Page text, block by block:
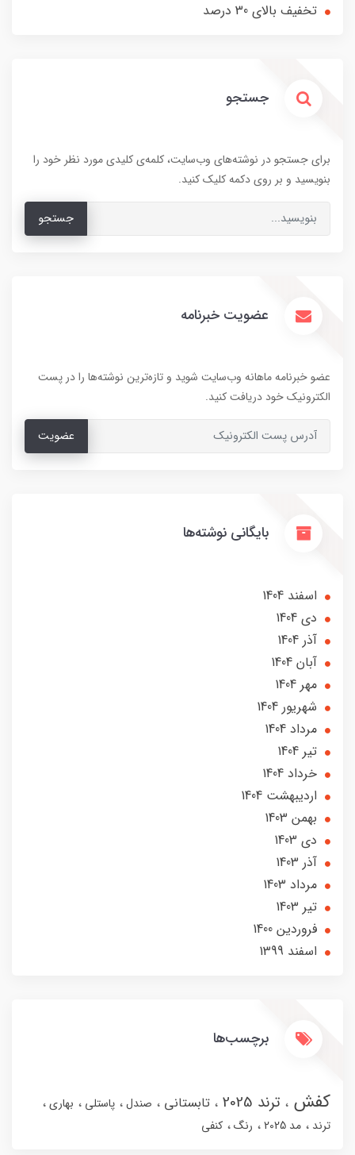
تخفیف بالای 30 درصد
جستجو
برای جستجو در نوشته‌های وب‌سایت، کلمه‌ی کلیدی مورد نظر خود را
بنویسید و بر روی دکمه کلیک کنید.
جستجو
عضویت خبرنامه
عضو خبرنامه ماهانه وب‌سایت شوید و تازه‌ترین نوشته‌ها را در پست
الکترونیک خود دریافت کنید.
عضویت
بایگانی نوشته‌ها
اسفند 1404
دی 1404
آذر 1404
آبان 1404
مهر 1404
شهریور 1404
مرداد 1404
تير 1404
خرداد 1404
ارديبهشت 1404
بهمن 1403
دی 1403
آذر 1403
مرداد 1403
تير 1403
فروردین 1400
اسفند 1399
برچسب‌ها
کفش ترند 2025 تابستانی صندل پاستلی
بهاری
ترند
مد 2025 رنگ کنفی